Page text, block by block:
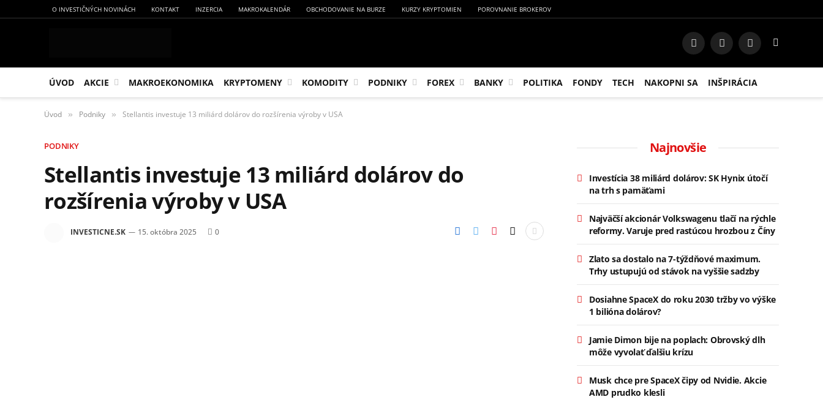
O INVESTIČNÝCH NOVINÁCH KONTAKT INZERCIA MAKROKALENDÁR OBCHODOVANIE NA BURZE KURZY KRYPTOMIEN POROVNANIE BROKEROV
FacebookInstagram
RSS
ÚVOD AKCIE MAKROEKONOMIKA KRYPTOMENY KOMODITY PODNIKY FOREX BANKY POLITIKA FONDY TECH NAKOPNI SA INŠPIRÁCIA
Úvod » Podniky » Stellantis investuje 13 miliárd dolárov do rozšírenia výroby v USA
PODNIKY
Stellantis investuje 13 miliárd dolárov do
rozšírenia výroby v USA
INVESTICNE.SK 15. októbra 2025 0
Najnovšie
Investícia 38 miliárd dolárov: SK Hynix útočí
na trh s pamäťami
Najväčší akcionár Volkswagenu tlačí na rýchle
reformy. Varuje pred rastúcou hrozbou z Číny
Zlato sa dostalo na 7-týždňové maximum.
Trhy ustupujú od stávok na vyššie sadzby
Dosiahne SpaceX do roku 2030 tržby vo výške
1 bilióna dolárov?
Jamie Dimon bije na poplach: Obrovský dlh
môže vyvolať ďalšiu krízu
Musk chce pre SpaceX čipy od Nvidie. Akcie
AMD prudko klesli